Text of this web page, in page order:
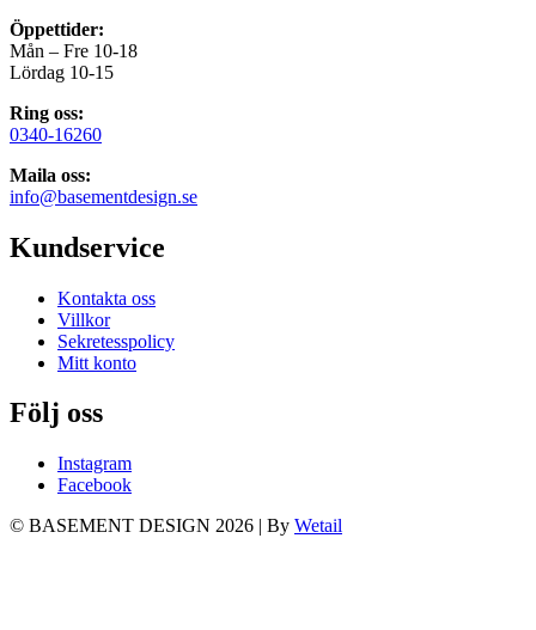
Öppettider:
Mån – Fre 10-18
Lördag 10-15
Ring oss:
0340-16260
Maila oss:
info@basementdesign.se
Kundservice
Kontakta oss
Villkor
Sekretesspolicy
Mitt konto
Följ oss
Instagram
Facebook
© BASEMENT DESIGN 2026 | By Wetail